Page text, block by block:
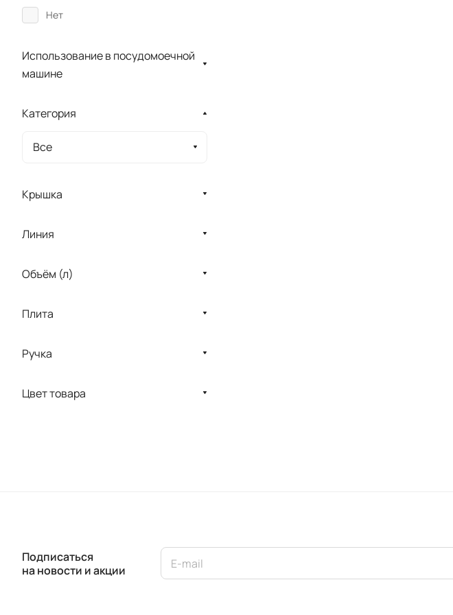
Нет
Использование в посудомоечной
машине
Категория
Все
Крышка
Линия
Объём (л)
Плита
Ручка
Цвет товара
Подписаться
на новости и акции